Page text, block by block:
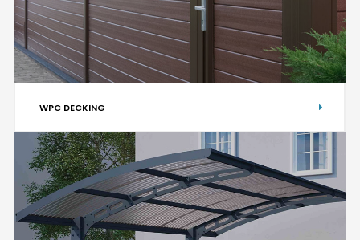
WPC DECKING